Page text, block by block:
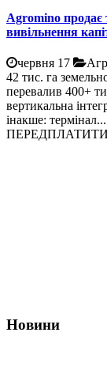
Agromino продає
вивільнення
червня 17
42 тис. га
перевалив 400+
вертикальна
інакше: термінал...
ПЕРЕДПЛАТИТИ
Новини